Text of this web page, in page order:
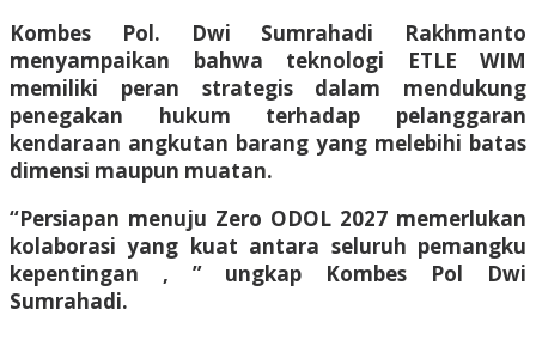
Kombes Pol. Dwi Sumrahadi Rakhmanto
menyampaikan bahwa teknologi ETLE WIM
memiliki peran strategis dalam mendukung
penegakan hukum terhadap pelanggaran
kendaraan angkutan barang yang melebihi batas
dimensi maupun muatan.
“Persiapan menuju Zero ODOL 2027 memerlukan
kolaborasi yang kuat antara seluruh pemangku
kepentingan , ” ungkap Kombes Pol Dwi
Sumrahadi.